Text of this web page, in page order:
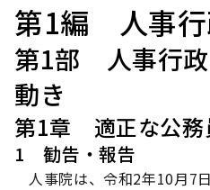
第1編 人事
第1部 人事行
動き
第1章 適正な公務
1 勧告・報告
人事院は、令和2年10月7